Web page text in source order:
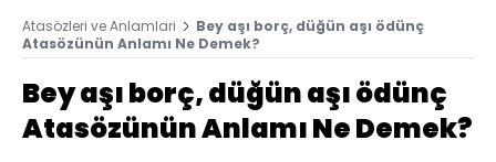
Atasözleri ve Anlamlari
Bey aşı borç, düğün aşı ödünç
Atasözünün Anlamı Ne Demek?
Bey aşı borç, düğün aşı ödünç
Atasözünün Anlamı Ne Demek?